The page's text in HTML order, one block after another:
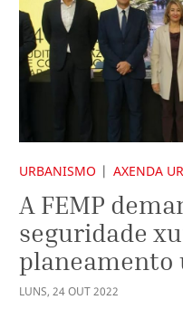
URBANISMO AXENDA
A FEMP
seguridade
planeamento
LUNS, 24OUT2022